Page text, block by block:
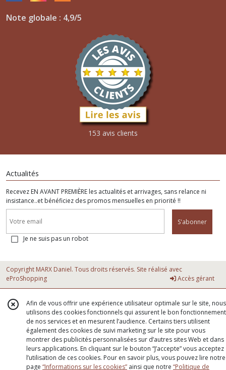
Note globale : 4,9/5
153 avis clients
Actualités
Recevez EN AVANT PREMIÈRE les actualités et arrivages, sans relance ni
insistance..et bénéficiez des promos mensuelles en priorité !!
S'abonner
Je ne suis pas un robot
Copyright MARX Daniel. Tous droits réservés. Site réalisé avec
eProShopping
Accès gérant
Afin de vous offrir une expérience utilisateur optimale sur le site, nous
utilisons des cookies fonctionnels qui assurent le bon fonctionnement
de nos services et en mesurent l’audience. Certains tiers utilisent
également des cookies de suivi marketing sur le site pour vous
montrer des publicités personnalisées sur d’autres sites Web et dans
leurs applications. En cliquant sur le bouton “J’accepte” vous acceptez
l’utilisation de ces cookies. Pour en savoir plus, vous pouvez lire notre
page “Informations sur les cookies” ainsi que notre “Politique de